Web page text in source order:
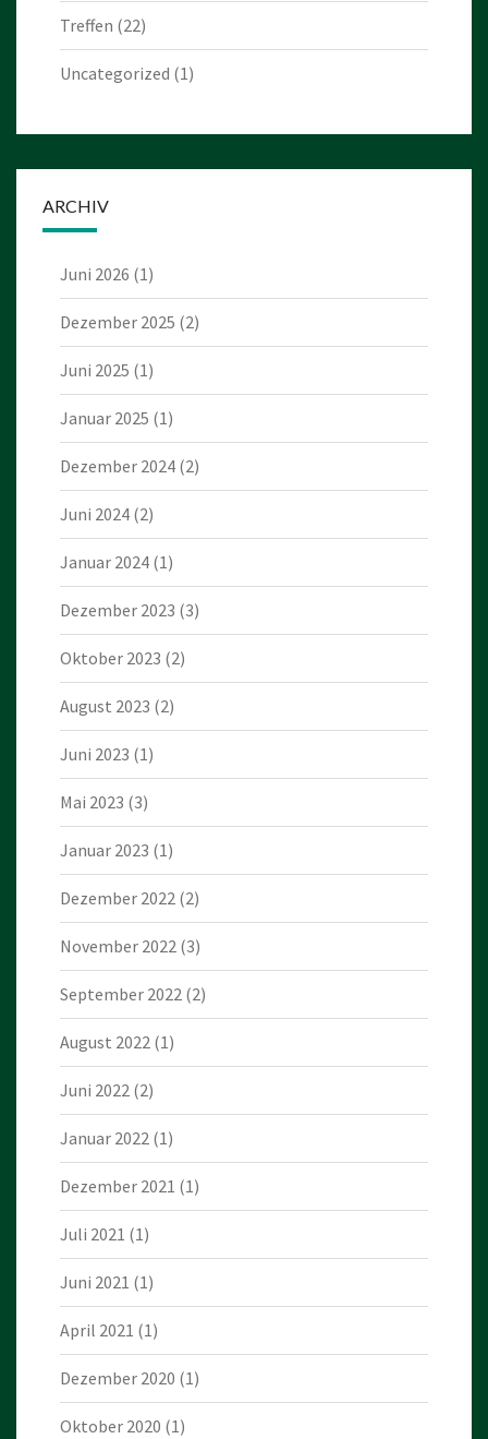
Treffen (22)
Uncategorized (1)
ARCHIV
Juni 2026 (1)
Dezember 2025 (2)
Juni 2025 (1)
Januar 2025 (1)
Dezember 2024 (2)
Juni 2024 (2)
Januar 2024 (1)
Dezember 2023 (3)
Oktober 2023 (2)
August 2023 (2)
Juni 2023 (1)
Mai 2023 (3)
Januar 2023 (1)
Dezember 2022 (2)
November 2022 (3)
September 2022 (2)
August 2022 (1)
Juni 2022 (2)
Januar 2022 (1)
Dezember 2021 (1)
Juli 2021 (1)
Juni 2021 (1)
April 2021 (1)
Dezember 2020 (1)
Oktober 2020 (1)